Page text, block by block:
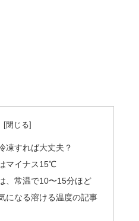
凍すれば大丈夫？
マイナス15℃
、常温で10〜15分ほど
になる溶ける温度の記事